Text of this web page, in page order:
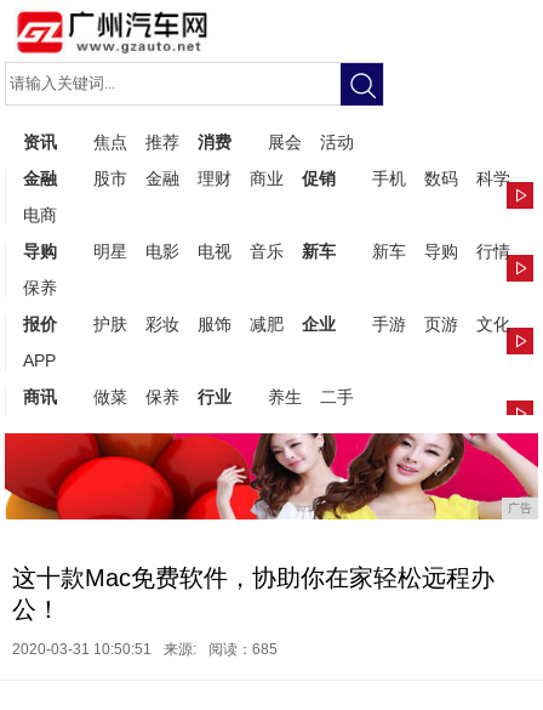
资讯 焦点 推荐 消费 展会
活动
金融
股市 金融 理财 商业 促销 手机 数码
科学
电商
导购
明星 电影 电视 音乐 新车 新车 导购
行情
保养
报价
护肤 彩妆 服饰 减肥 企业 手游 页游
文化
APP
商讯
做菜 保养 行业 养生 二手
广告
这十款Mac免费软件，协助你在家轻松远程办
公！
2020-03-31 10:50:51 来源: 阅读：685